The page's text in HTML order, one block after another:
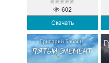
Скачать
602